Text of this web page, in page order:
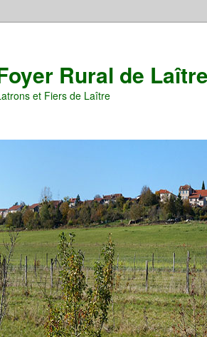
Rural de
et Fiers de Laître